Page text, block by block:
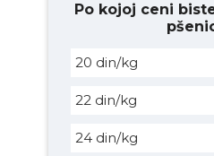
Po kojoj ceni
20 din/kg
22 din/kg
24 din/kg